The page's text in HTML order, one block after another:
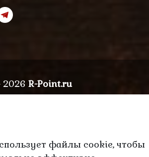
2026 R-Point.ru
файлы cookie, чтобы